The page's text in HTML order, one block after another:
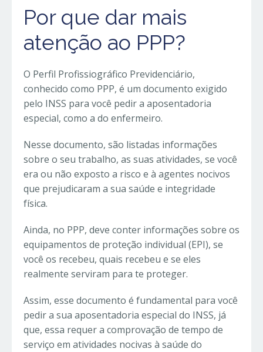
Por que dar mais
atenção ao PPP?
O Perfil Profissiográfico Previdenciário,
conhecido como PPP, é um documento exigido
pelo INSS para você pedir a aposentadoria
especial, como a do enfermeiro.
Nesse documento, são listadas informações
sobre o seu trabalho, as suas atividades, se você
era ou não exposto a risco e à agentes nocivos
que prejudicaram a sua saúde e integridade
física.
Ainda, no PPP, deve conter informações sobre os
equipamentos de proteção individual (EPI), se
você os recebeu, quais recebeu e se eles
realmente serviram para te proteger.
Assim, esse documento é fundamental para você
pedir a sua aposentadoria especial do INSS, já
que, essa requer a comprovação de tempo de
serviço em atividades nocivas à saúde do